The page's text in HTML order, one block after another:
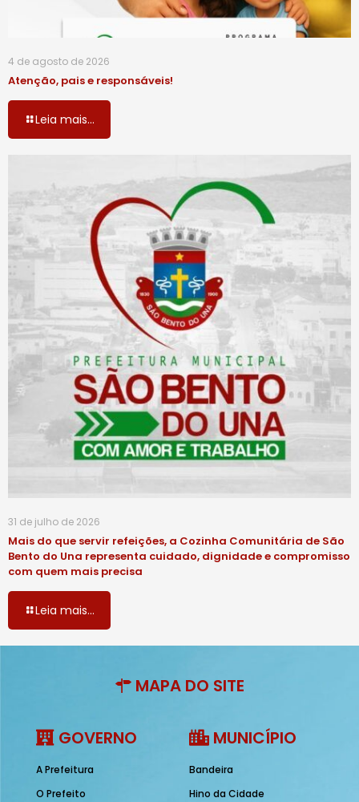
4 de agosto de 2026
Atenção, pais e responsáveis!
Leia mais...
31 de julho de 2026
Mais do que servir refeições, a Cozinha Comunitária de São
Bento do Una representa cuidado, dignidade e compromisso
com quem mais precisa
Leia mais...
MAPA DO SITE
GOVERNO
A Prefeitura
O Prefeito
MUNICÍPIO
Bandeira
Hino da Cidade